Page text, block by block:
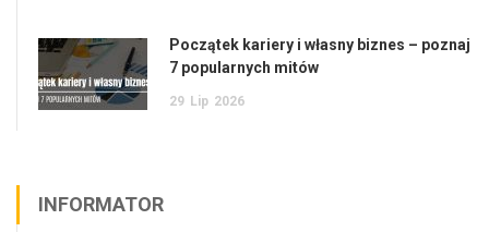
Początek kariery i własny biznes – poznaj
7 popularnych mitów
29 Lip 2026
INFORMATOR